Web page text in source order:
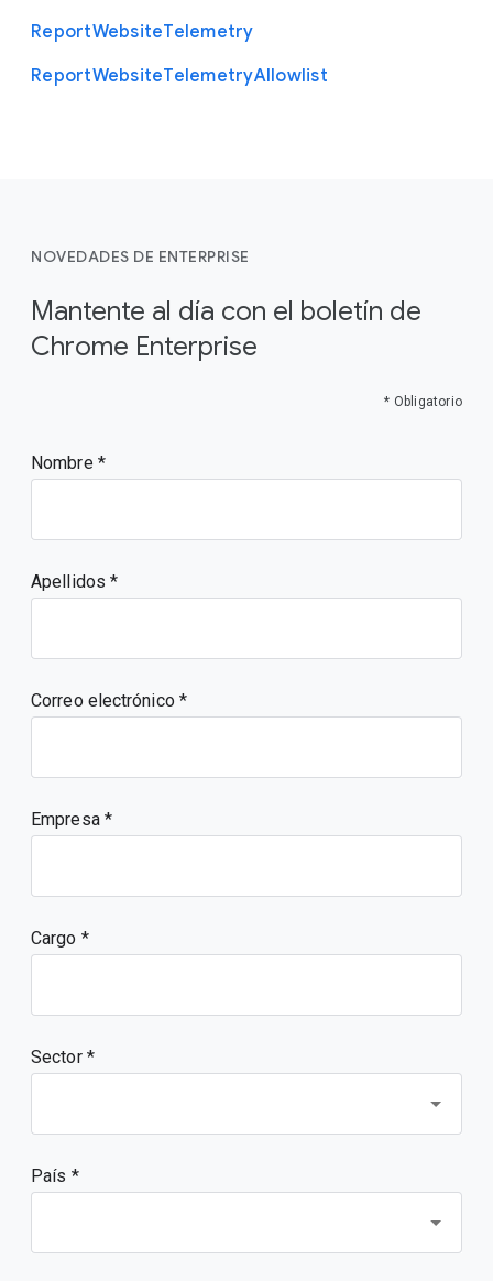
ReportWebsiteTelemetry
ReportWebsiteTelemetryAllowlist
NOVEDADES DE ENTERPRISE
Mantente al día con el boletín de
Chrome Enterprise
* Obligatorio
Nombre
Apellidos
Correo electrónico
Empresa
Cargo
Sector *
País *